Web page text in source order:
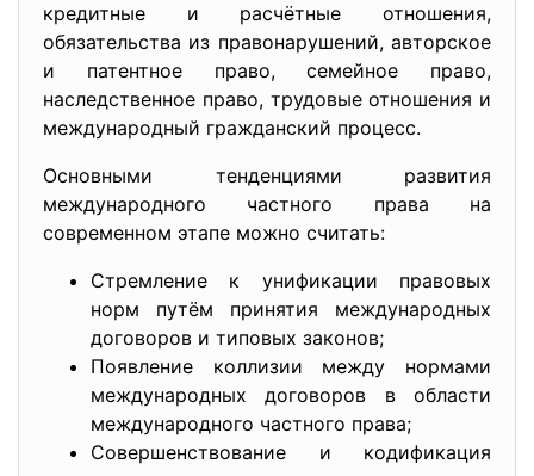
кредитные и расчётные отношения,
обязательства из правонарушений, авторское
и патентное право, семейное право,
наследственное право, трудовые отношения и
международный гражданский процесс.
Основными тенденциями развития
международного частного права на
современном этапе можно считать:
Стремление к унификации правовых
норм путём принятия международных
договоров и типовых законов;
Появление коллизии между нормами
международных договоров в области
международного частного права;
Совершенствование и кодификация